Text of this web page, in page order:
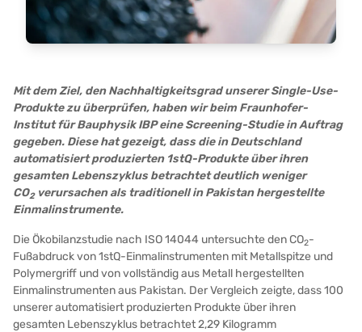
Mit dem Ziel, den Nachhaltigkeitsgrad unserer Single-Use-
Produkte zu überprüfen, haben wir beim Fraunhofer-
Institut für Bauphysik IBP eine Screening-Studie in Auftrag
gegeben. Diese hat gezeigt, dass die in Deutschland
automatisiert produzierten 1stQ-Produkte über ihren
gesamten Lebenszyklus betrachtet deutlich weniger
CO2verursachen als traditionell in Pakistan hergestellte
Einmalinstrumente.
Die Ökobilanzstudie nach ISO 14044 untersuchte den CO2-
Fußabdruck von 1stQ-Einmalinstrumenten mit Metallspitze und
Polymergriff und von vollständig aus Metall hergestellten
Einmalinstrumenten aus Pakistan. Der Vergleich zeigte, dass 100
unserer automatisiert produzierten Produkte über ihren
gesamten Lebenszyklus betrachtet 2,29 Kilogramm